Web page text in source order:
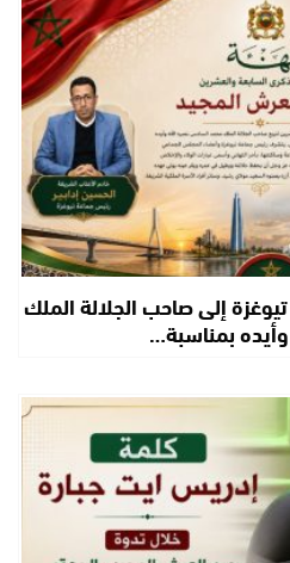
إلى صاحب الجلالة الملك
بمناسبة…